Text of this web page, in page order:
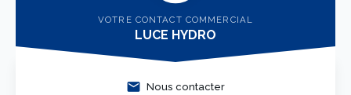
VOTRE CONTACT COMMERCIAL
LUCE HYDRO
email Nous contacter